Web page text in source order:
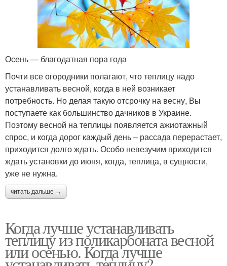
Осень — благодатная пора года
Почти все огородники полагают, что теплицу надо
устанавливать весной, когда в ней возникает
потребность. Но делая такую отсрочку на весну, Вы
поступаете как большинство дачников в Украине.
Поэтому весной на теплицы появляется ажиотажный
спрос, и когда дорог каждый день – рассада перерастает,
приходится долго ждать. Особо невезучим приходится
ждать установки до июня, когда, теплица, в сущности,
уже не нужна.
читать дальше →
Когда лучше устанавливать
теплицу из поликарбоната весной
или осенью. Когда лучше